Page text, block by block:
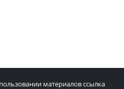
материалов ссылка